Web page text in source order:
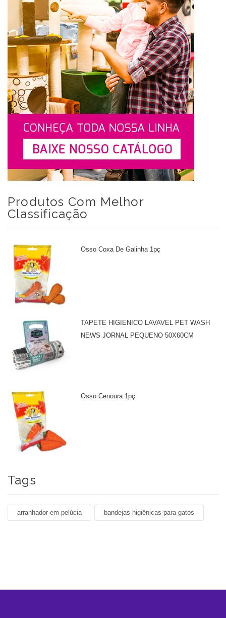
Produtos Com Melhor
Classificação
Osso Coxa De Galinha 1pç
TAPETE HIGIENICO LAVAVEL PET WASH
NEWS JORNAL PEQUENO 50X60CM
Osso Cenoura 1pç
Tags
arranhador em pelúcia bandejas higiênicas para gatos